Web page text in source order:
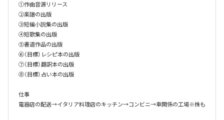
①作曲音源リリース
②楽譜の出版
③短編小説集の出版
④短歌集の出版
⑤書道作品の出版
⑥（目標）レシピ本の出版
⑦（目標）翻訳本の出版
⑧（目標）占い本の出版
仕事
電器店の配送→イタリア料理店のキッチン→コンビニ→車関係の工場※株も